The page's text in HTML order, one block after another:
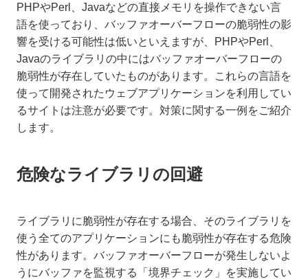
PHPやPerl、Javaなどの直接メモリを操作できない言
語を使っており、バッファオーバーフローの脆弱性の影
響を受ける可能性は低いといえますが、PHPやPerl、
Javaのライブラリの中にはバッファオーバーフローの
脆弱性が存在していたものがあります。これらの言語を
使って開発されたウェブアプリケーションを利用してい
るサイトは注意が必要です。対策に関する一例をご紹介
します。
危険なライブラリの回避
ライブラリに脆弱性が存在する場合、そのライブラリを
使う全てのアプリケーションにも脆弱性が存在する危険
性があります。バッファオーバーフローが発生しないよ
うにバッファを監視する「境界チェック」を実施してい